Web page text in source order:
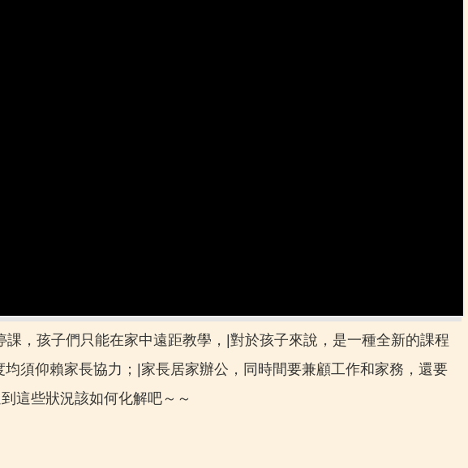
，孩子們只能在家中遠距教學，|對於孩子來說，是一種全新的課程
須仰賴家長協力；|家長居家辦公，同時間要兼顧工作和家務，還要
這些狀況該如何化解吧～～